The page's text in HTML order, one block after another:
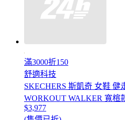
滿3000折150
舒適科技
SKECHERS 斯凱奇 女鞋 健
WORKOUT WALKER 寬楦
$3,977